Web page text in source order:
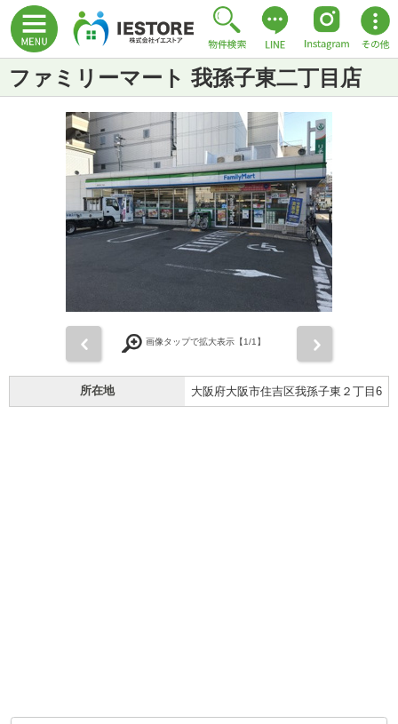
ファミリーマート 我孫子東二丁目店
画像タップで拡大表示【1/1】
所在地 大阪府大阪市住吉区我孫子東２丁目6